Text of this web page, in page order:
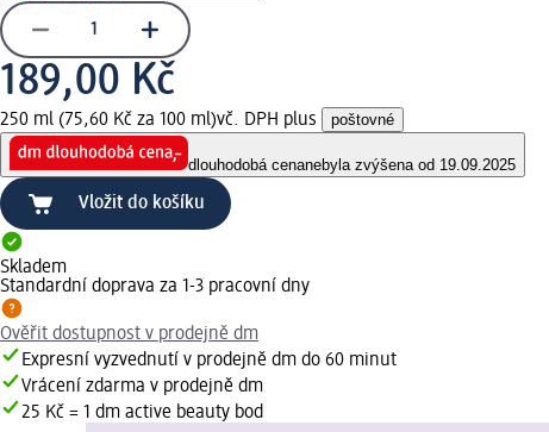
189,00 Kč
250 ml (75,60 Kč za 100 ml)vč. DPH plus poštovné
dlouhodobá cenanebyla zvýšena od 19.09.2025
Vložit do košíku
Skladem
Standardní doprava za 1-3 pracovní dny
Ověřit dostupnost v prodejně dm
Expresní vyzvednutí v prodejně dm do 60 minut
Vrácení zdarma v prodejně dm
25 Kč = 1 dm active beauty bod